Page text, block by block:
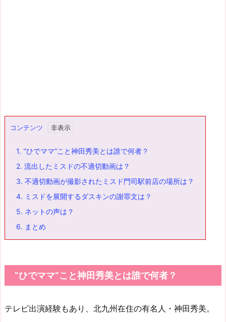
コンテンツ
1. ‟ひでママ”こと神田秀美とは誰で何者？
2. 流出したミスドの不適切動画は？
3. 不適切動画が撮影されたミスド門司駅前店の場所は？
4. ミスドを展開するダスキンの謝罪文は？
5. ネットの声は？
6. まとめ
‟ひでママ”こと神田秀美とは誰で何者？
テレビ出演経験もあり、北九州在住の有名人・神田秀美。